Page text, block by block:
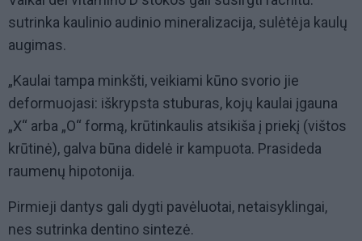
sutrinka kaulinio audinio mineralizacija, sulėtėja kaulų
augimas.
„Kaulai tampa minkšti, veikiami kūno svorio jie
deformuojasi: iškrypsta stuburas, kojų kaulai įgauna
„X“ arba „O“ formą, krūtinkaulis atsikiša į priekį (vištos
krūtinė), galva būna didelė ir kampuota. Prasideda
raumenų hipotonija.
Pirmieji dantys gali dygti pavėluotai, netaisyklingai,
nes sutrinka dentino sintezė.